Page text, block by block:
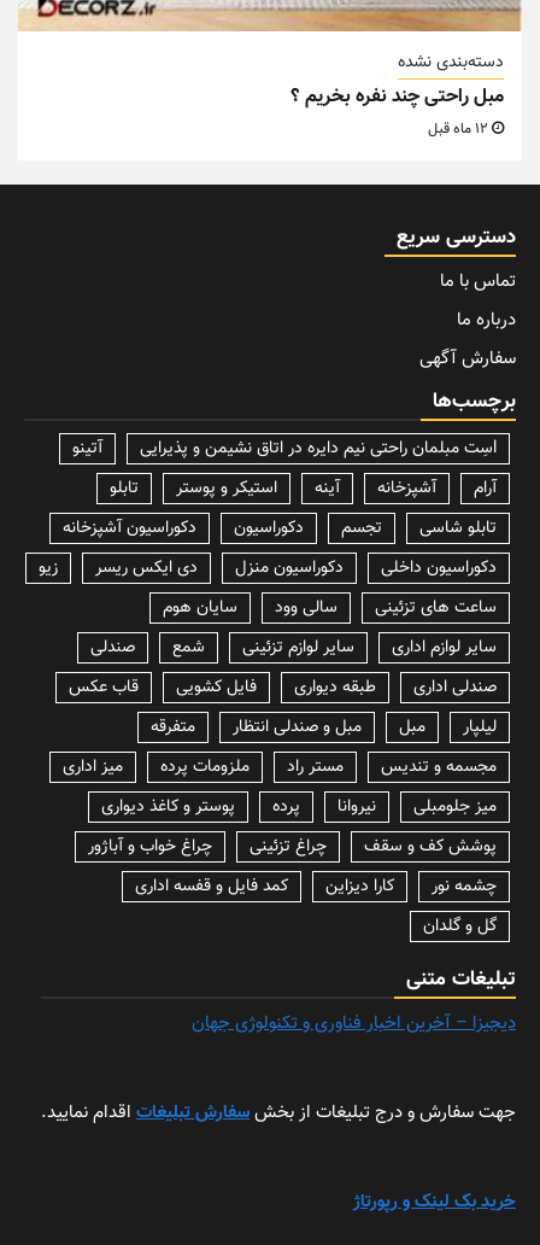
دسته‌بندی نشده
مبل راحتی چند نفره بخریم ؟
دسترسی سریع
تماس با ما
درباره ما
سفارش آگهی
برچسب‌ها
lسِت مبلمان راحتی نیم دایره در اتاق نشیمن و پذیرایی
آتینو
آرام
آشپزخانه آینه استیکر و پوستر
تابلو
تابلو شاسی
تجسم دکوراسیون
دکوراسیون آشپزخانه
دکوراسیون داخلی
دکوراسیون منزل دی ایکس ریسر
زیو
ساعت های تزئینی
سالی وود
سایان هوم
سایر لوازم اداری
سایر لوازم تزئینی شمع
صندلی
صندلی اداری
طبقه دیواری فایل کشویی
قاب عکس
لیلپار
مبل مبل و صندلی انتظار
متفرقه
مجسمه و تندیس
مستر راد ملزومات پرده
میز اداری
میز جلومبلی
نیروانا پرده
پوستر و کاغذ دیواری
پوشش کف و سقف
چراغ تزئینی
چراغ خواب و آباژور
چشمه نور
کارا دیزاین
کمد فایل و قفسه اداری
گل و گلدان
تبلیغات متنی
دیجیزا – آخرین اخبار فناوری و تکنولوژی جهان
جهت سفارش و درج تبلیغات از بخشسفارش تبلیغات اقدام نمایید.
خرید بک لینک و رپورتاژ